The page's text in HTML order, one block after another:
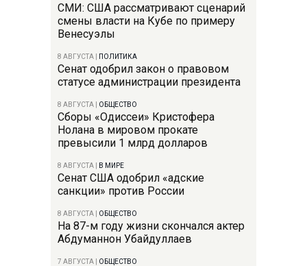
СМИ: США рассматривают сценарий
смены власти на Кубе по примеру
Венесуэлы
8 АВГУСТА ПОЛИТИКА
Сенат одобрил закон о правовом
статусе администрации президента
8 АВГУСТА ОБЩЕСТВО
Сборы «Одиссеи» Кристофера
Нолана в мировом прокате
превысили 1 млрд долларов
8 АВГУСТА В МИРЕ
Сенат США одобрил «адские
санкции» против России
8 АВГУСТА ОБЩЕСТВО
На 87-м году жизни скончался актер
Абдуманнон Убайдуллаев
7 АВГУСТА ОБЩЕСТВО